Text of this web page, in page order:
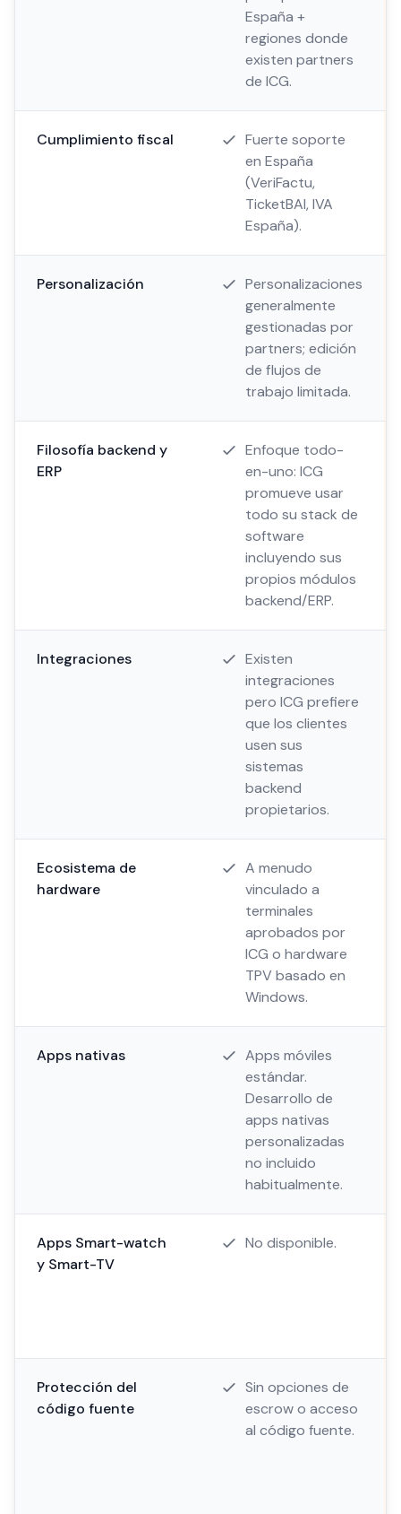
España +
regiones donde
existen partners
de ICG.
Cumplimiento fiscal
Fuerte soporte
en España
(VeriFactu,
TicketBAI, IVA
España).
Personalización
Personalizaciones
generalmente
gestionadas por
partners; edición
de flujos de
trabajo limitada.
Filosofía backend y
ERP
Enfoque todo-
en-uno: ICG
promueve usar
todo su stack de
software
incluyendo sus
propios módulos
backend/ERP.
Integraciones
Existen
integraciones
pero ICG prefiere
que los clientes
usen sus
sistemas
backend
propietarios.
Ecosistema de
hardware
A menudo
vinculado a
terminales
aprobados por
ICG o hardware
TPV basado en
Windows.
Apps nativas
Apps móviles
estándar.
Desarrollo de
apps nativas
personalizadas
no incluido
habitualmente.
Apps Smart-watch
y Smart-TV
No disponible.
Protección del
código fuente
Sin opciones de
escrow o acceso
al código fuente.